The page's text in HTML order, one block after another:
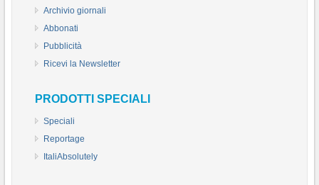
Archivio giornali
Abbonati
Pubblicità
Ricevi la Newsletter
PRODOTTI SPECIALI
Speciali
Reportage
ItaliAbsolutely